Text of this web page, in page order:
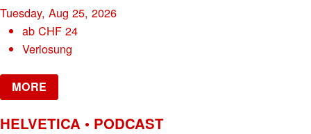
Tuesday, Aug 25, 2026
abCHF 24
Verlosung
MORE
HELVETICA • PODCAST